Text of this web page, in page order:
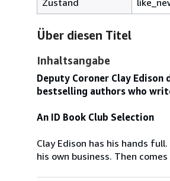
Über diesen Titel
Inhaltsangabe
Deputy Coroner Clay
bestselling authors who
An ID Book Club Selection
Clay Edison has his hands
his own business. Then